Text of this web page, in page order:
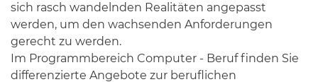
sich rasch wandelnden Realitäten angepasst
werden, um den wachsenden Anforderungen
gerecht zu werden.
Im Programmbereich Computer - Beruf finden Sie
differenzierte Angebote zur beruflichen